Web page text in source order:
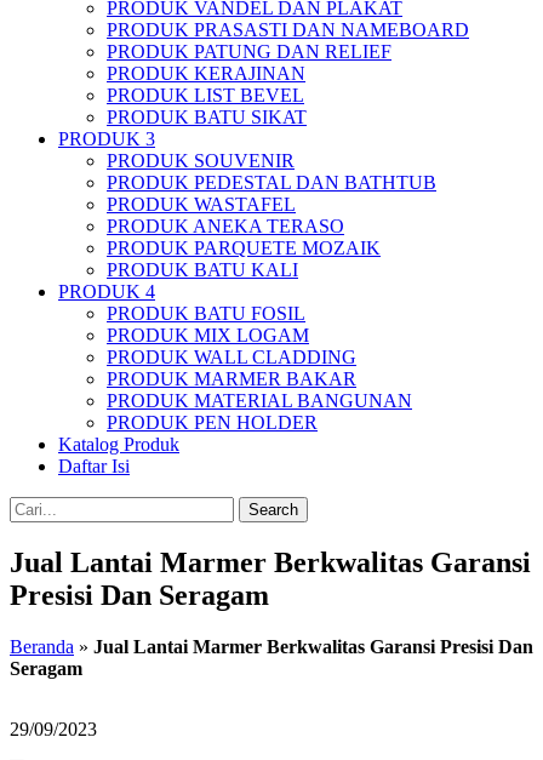
PRODUK VANDEL DAN PLAKAT
PRODUK PRASASTI DAN NAMEBOARD
PRODUK PATUNG DAN RELIEF
PRODUK KERAJINAN
PRODUK LIST BEVEL
PRODUK BATU SIKAT
PRODUK 3
PRODUK SOUVENIR
PRODUK PEDESTAL DAN BATHTUB
PRODUK WASTAFEL
PRODUK ANEKA TERASO
PRODUK PARQUETE MOZAIK
PRODUK BATU KALI
PRODUK 4
PRODUK BATU FOSIL
PRODUK MIX LOGAM
PRODUK WALL CLADDING
PRODUK MARMER BAKAR
PRODUK MATERIAL BANGUNAN
PRODUK PEN HOLDER
Katalog Produk
Daftar Isi
Search
Jual Lantai Marmer Berkwalitas Garansi
Presisi Dan Seragam
Beranda » Jual Lantai Marmer Berkwalitas Garansi Presisi Dan
Seragam
29/09/2023